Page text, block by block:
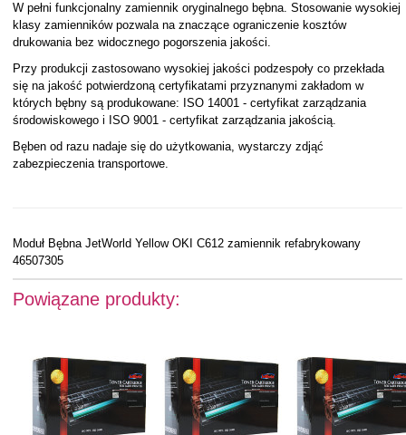
W pełni funkcjonalny zamiennik oryginalnego bębna. Stosowanie wysokiej
klasy zamienników pozwala na znaczące ograniczenie kosztów
drukowania bez widocznego pogorszenia jakości.
Przy produkcji zastosowano wysokiej jakości podzespoły co przekłada
się na jakość potwierdzoną certyfikatami przyznanymi zakładom w
których bębny są produkowane: ISO 14001 - certyfikat zarządzania
środowiskowego i ISO 9001 - certyfikat zarządzania jakością.
Bęben od razu nadaje się do użytkowania, wystarczy zdjąć
zabezpieczenia transportowe.
Moduł Bębna JetWorld Yellow OKI C612 zamiennik refabrykowany
46507305
Powiązane produkty: